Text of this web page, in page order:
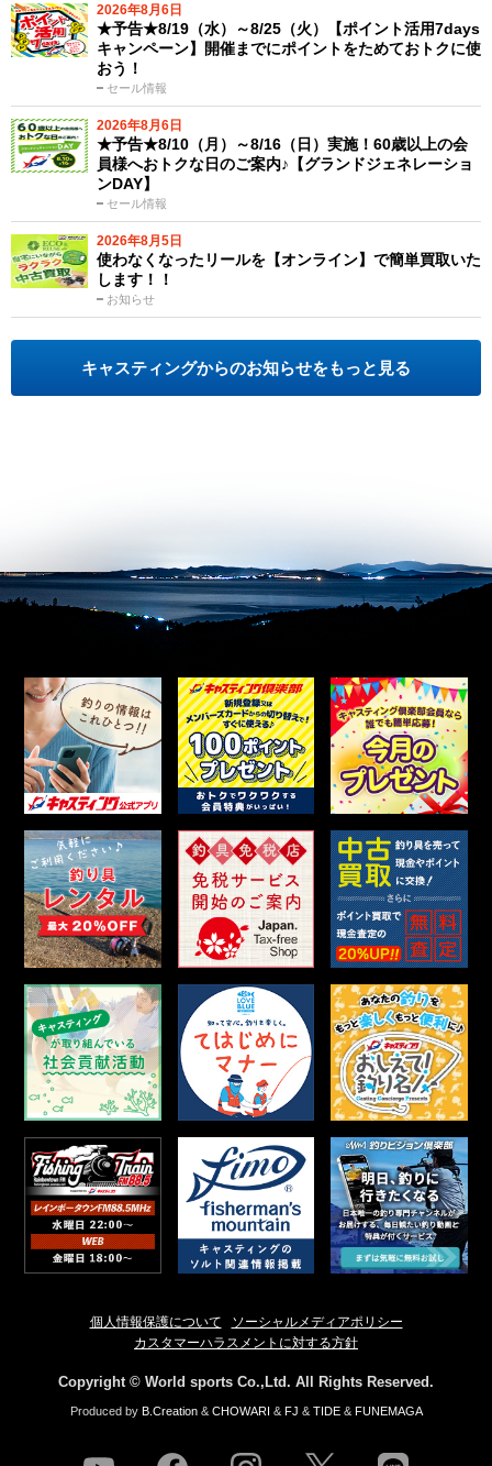
2026年8月6日
セール情報
★予告★8/19（水）～8/25（火）【ポイント活用7days
キャンペーン】開催までにポイントをためておトクに使
おう！
2026年8月6日
セール情報
★予告★8/10（月）～8/16（日）実施！60歳以上の会
員様へおトクな日のご案内♪【グランドジェネレーショ
ンDAY】
2026年8月5日
お知らせ
使わなくなったリールを【オンライン】で簡単買取いた
します！！
キャスティングからのお知らせをもっと見る
個人情報保護について
ソーシャルメディアポリシー
カスタマーハラスメントに対する方針
Copyright © World sports Co.,Ltd. All Rights Reserved.
Produced by B.Creation& CHOWARI & FJ & TIDE& FUNEMAGA